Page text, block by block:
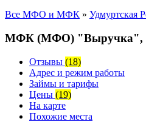
Все МФО и МФК » Удмуртская
МФК (МФО) "Выручка",
Отзывы (18)
Адрес и режим работы
Займы и тарифы
Цены (19)
На карте
Похожие места